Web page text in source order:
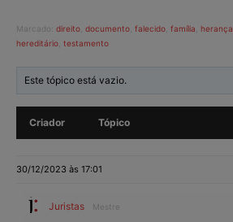
Marcado: direito documento falecido família herança
hereditário testamento
Este tópico está vazio.
Criador Tópico
30/12/2023 às 17:01
Juristas Mestre